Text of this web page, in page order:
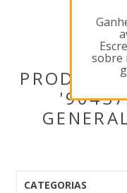
CATEGORIAS
sobre